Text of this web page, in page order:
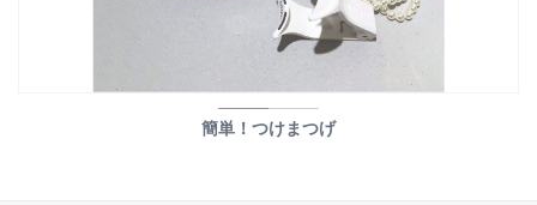
簡単！つけまつげ